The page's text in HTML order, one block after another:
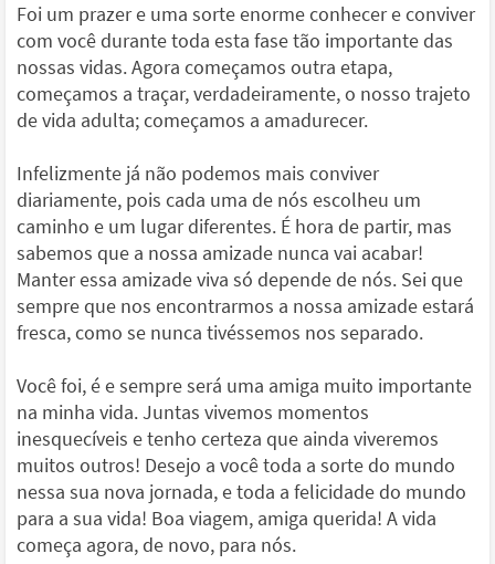
Foi um prazer e uma sorte enorme conhecer e conviver
com você durante toda esta fase tão importante das
nossas vidas. Agora começamos outra etapa,
começamos a traçar, verdadeiramente, o nosso trajeto
de vida adulta; começamos a amadurecer.
Infelizmente já não podemos mais conviver
diariamente, pois cada uma de nós escolheu um
caminho e um lugar diferentes. É hora de partir, mas
sabemos que a nossa amizade nunca vai acabar!
Manter essa amizade viva só depende de nós. Sei que
sempre que nos encontrarmos a nossa amizade estará
fresca, como se nunca tivéssemos nos separado.
Você foi, é e sempre será uma amiga muito importante
na minha vida. Juntas vivemos momentos
inesquecíveis e tenho certeza que ainda viveremos
muitos outros! Desejo a você toda a sorte do mundo
nessa sua nova jornada, e toda a felicidade do mundo
para a sua vida! Boa viagem, amiga querida! A vida
começa agora, de novo, para nós.